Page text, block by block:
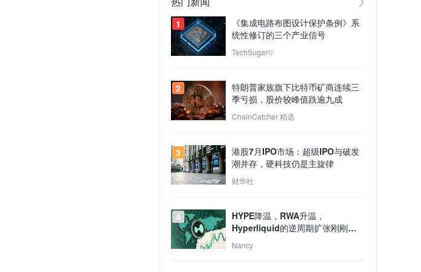
1
《集成电路布图设计保护条例》系
统性修订的三个产业信号
TechSugar©
2
特朗普家族旗下比特币矿商连续三
季亏损，股价较峰值跌逾九成
ChainCatcher 精选
3
港股7月IPO市场：超级IPO与破发
潮并存，硬科技仍是主旋律
财华社
4
HYPE降温，RWA升温，
Hyperliquid的逆周期扩张刚刚开
始？
Nancy